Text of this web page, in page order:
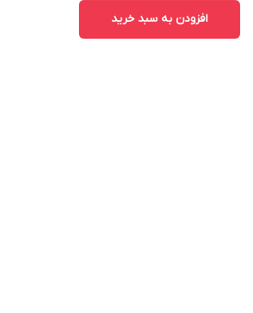
افزودن به سبد خرید